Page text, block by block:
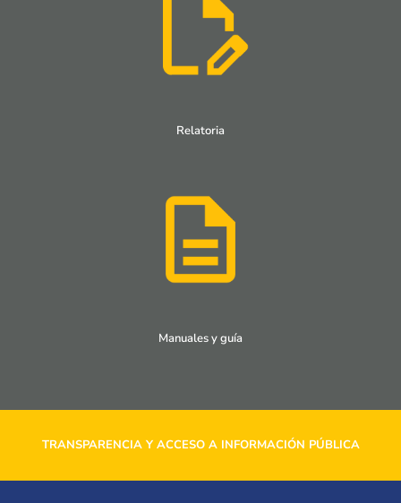
Relatoria
Manuales y guía
TRANSPARENCIA Y ACCESO A INFORMACIÓN PÚBLICA